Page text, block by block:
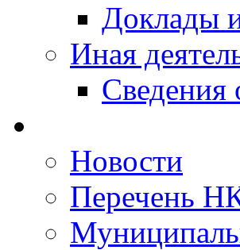
Доклады
Иная
Сведения
Новости
Перечень